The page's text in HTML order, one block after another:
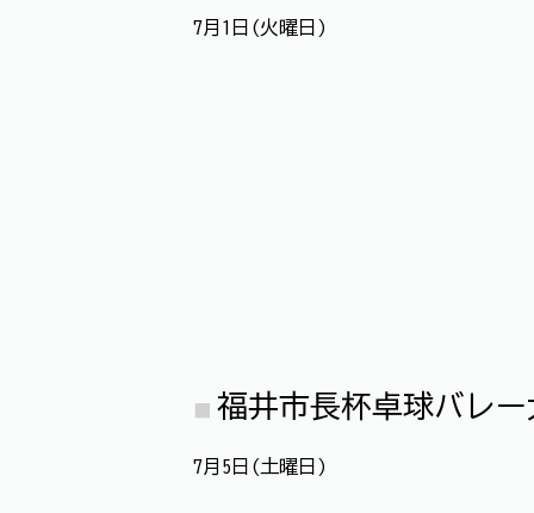
7月1日(火曜日)
福井市長杯卓球バレー
7月5日(土曜日)